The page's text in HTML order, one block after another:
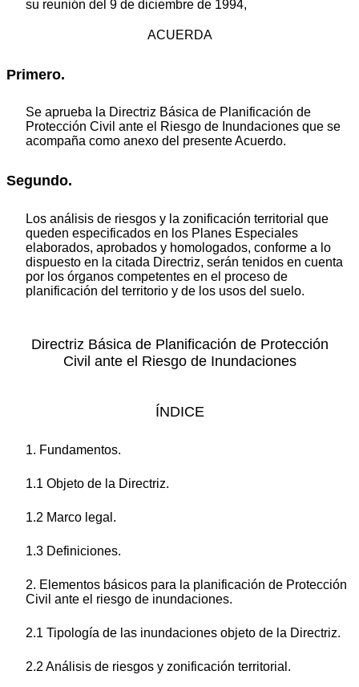
su reunión del 9 de diciembre de 1994,
ACUERDA
Primero.
Se aprueba la Directriz Básica de Planificación de
Protección Civil ante el Riesgo de Inundaciones que se
acompaña como anexo del presente Acuerdo.
Segundo.
Los análisis de riesgos y la zonificación territorial que
queden especificados en los Planes Especiales
elaborados, aprobados y homologados, conforme a lo
dispuesto en la citada Directriz, serán tenidos en cuenta
por los órganos competentes en el proceso de
planificación del territorio y de los usos del suelo.
Directriz Básica de Planificación de Protección
Civil ante el Riesgo de Inundaciones
ÍNDICE
1. Fundamentos.
1.1 Objeto de la Directriz.
1.2 Marco legal.
1.3 Definiciones.
2. Elementos básicos para la planificación de Protección
Civil ante el riesgo de inundaciones.
2.1 Tipología de las inundaciones objeto de la Directriz.
2.2 Análisis de riesgos y zonificación territorial.